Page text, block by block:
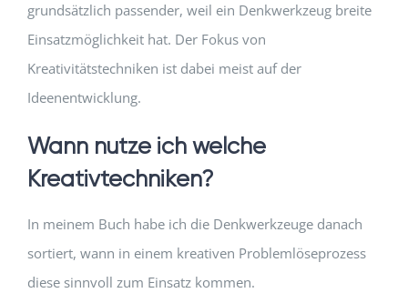
grundsätzlich passender, weil ein Denkwerkzeug breite
Einsatzmöglichkeit hat. Der Fokus von
Kreativitätstechniken ist dabei meist auf der
Ideenentwicklung.
Wann nutze ich welche
Kreativtechniken?
In meinem Buch habe ich die Denkwerkzeuge danach
sortiert, wann in einem kreativen Problemlöseprozess
diese sinnvoll zum Einsatz kommen.